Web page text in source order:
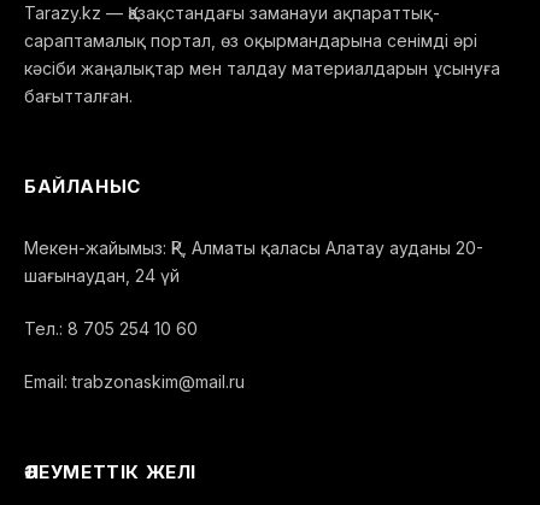
Tarazy.kz — Қазақстандағы заманауи ақпараттық-
сараптамалық портал, өз оқырмандарына сенімді әрі
кәсіби жаңалықтар мен талдау материалдарын ұсынуға
бағытталған.
БАЙЛАНЫС
Мекен-жайымыз: ҚР, Алматы қаласы Алатау ауданы 20-
шағынаудан, 24 үй
Тел.: 8 705 254 10 60
Email: trabzonaskim@mail.ru
ӘЛЕУМЕТТІК ЖЕЛІ